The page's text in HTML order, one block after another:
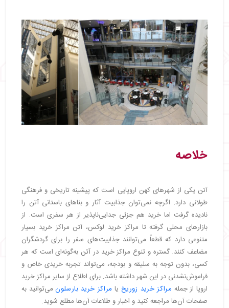
خلاصه
آتن یکی از شهرهای کهن اروپایی است که پیشینه تاریخی و فرهنگی
طولانی دارد. اگرچه نمی‌توان جذابیت آثار و بناهای باستانی آتن را
نادیده گرفت اما خرید هم جزئی جدایی‌ناپذیر از هر سفری است. از
بازارهای محلی گرفته تا مراکز خرید لوکس، آتن مراکز خرید بسیار
متنوعی دارد که قطعاً می‌توانند جذابیت‌های سفر را برای گردشگران
مضاعف کنند. گستره و تنوع مراکز خرید در آتن به‌گونه‌ای است که هر
کسی، بدون توجه به سلیقه و بودجه، می‌تواند تجربه خریدی خاص و
فراموش‌نشدنی در این شهر داشته باشد. برای اطلاع از سایر مراکز خرید
اروپا از جمله مراکز خرید زوریخ یا مراکز خرید بارسلونمی‌توانید به
صفحات آن‌ها مراجعه کنید و اخبار و طلاعات آن‌ها مطلع شوید.